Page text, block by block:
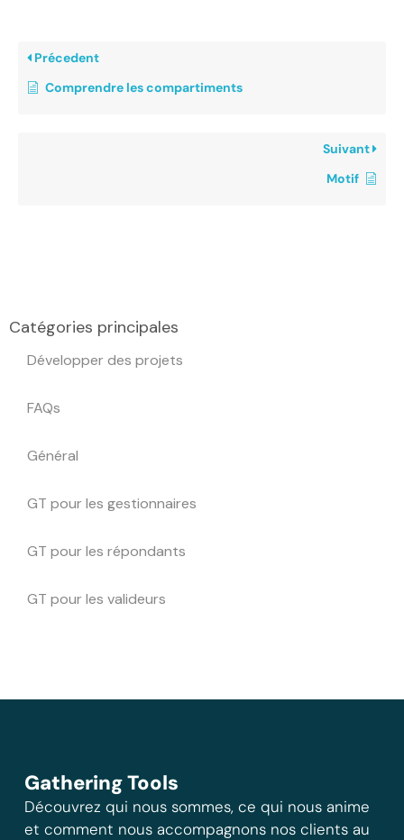
Catégories principales
Développer des projets
FAQs
Général
GT pour les gestionnaires
GT pour les répondants
GT pour les valideurs
Précedent
Comprendre les compartiments
Suivant
Motif
Gathering Tools
Découvrez qui nous sommes, ce qui nous anime
et comment nous accompagnons nos clients au